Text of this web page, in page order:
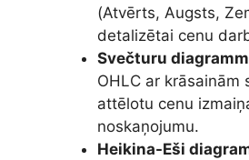
(Atvērts, Augsts,
detalizētai cenu
Svečturu
OHLC ar krāsainām
attēlotu cenu
noskaņojumu.
Heikina-Eši